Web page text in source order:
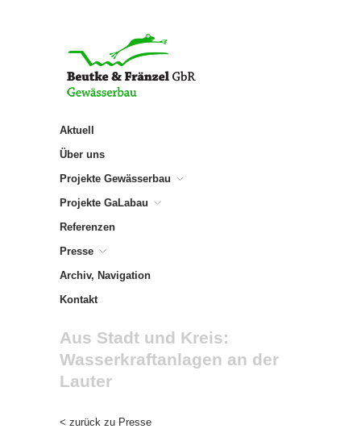
Aktuell
Über uns
Projekte Gewässerbau
Projekte GaLabau
Referenzen
Presse
Archiv, Navigation
Kontakt
Aus Stadt und Kreis:
Wasserkraftanlagen an der
Lauter
< zurück zu Presse